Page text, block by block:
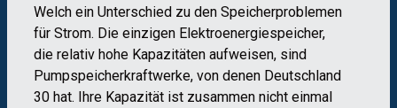
Welch ein Unterschied zu den Speicherproblemen
für Strom. Die einzigen Elektroenergiespeicher,
die relativ hohe Kapazitäten aufweisen, sind
Pumpspeicherkraftwerke, von denen Deutschland
30 hat. Ihre Kapazität ist zusammen nicht einmal